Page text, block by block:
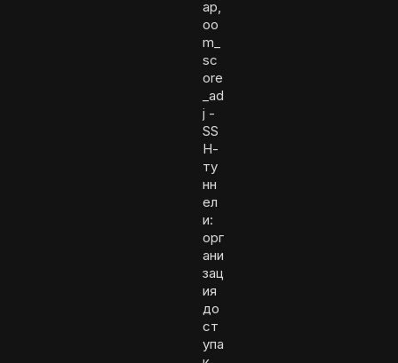
ap,
oo
m_
sc
ore
_ad
j -
SS
H-
ту
нн
ел
и:
орг
ани
зац
ия
до
ст
упа